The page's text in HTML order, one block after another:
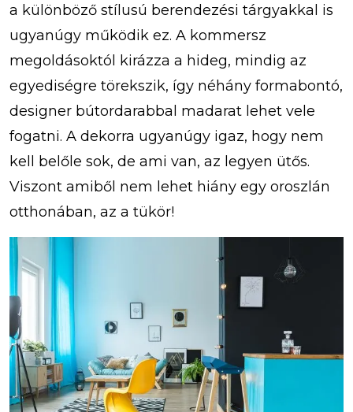
a különböző stílusú berendezési tárgyakkal is
ugyanúgy működik ez. A kommersz
megoldásoktól kirázza a hideg, mindig az
egyediségre törekszik, így néhány formabontó,
designer bútordarabbal madarat lehet vele
fogatni. A dekorra ugyanúgy igaz, hogy nem
kell belőle sok, de ami van, az legyen ütős.
Viszont amiből nem lehet hiány egy oroszlán
otthonában, az a tükör!